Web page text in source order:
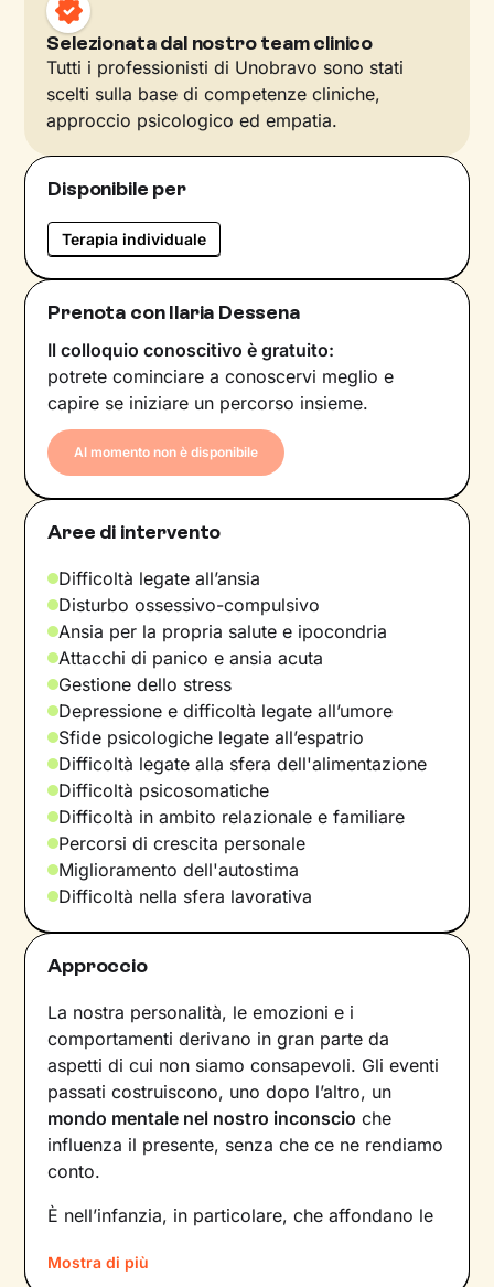
Selezionata dal nostro team clinico
Tutti i professionisti di Unobravo sono stati
scelti sulla base di competenze cliniche,
approccio psicologico ed empatia.
Disponibile per
Terapia individuale
Prenota con Ilaria Dessena
Il colloquio conoscitivo è gratuito:
potrete cominciare a conoscervi meglio e
capire se iniziare un percorso insieme.
Al momento non è disponibile
Aree di intervento
Difficoltà legate all’ansia
Disturbo ossessivo-compulsivo
Ansia per la propria salute e ipocondria
Attacchi di panico e ansia acuta
Gestione dello stress
Depressione e difficoltà legate all’umore
Sfide psicologiche legate all’espatrio
Difficoltà legate alla sfera dell'alimentazione
Difficoltà psicosomatiche
Difficoltà in ambito relazionale e familiare
Percorsi di crescita personale
Miglioramento dell'autostima
Difficoltà nella sfera lavorativa
Approccio
La nostra personalità, le emozioni e i
comportamenti derivano in gran parte da
aspetti di cui non siamo consapevoli. Gli eventi
passati costruiscono, uno dopo l’altro, un
mondo mentale nel nostro inconscio che
influenza il presente, senza che ce ne rendiamo
conto.
È nell’infanzia, in particolare, che affondano le
e agire: leesperienze vissute in famiglia
Mostra di più